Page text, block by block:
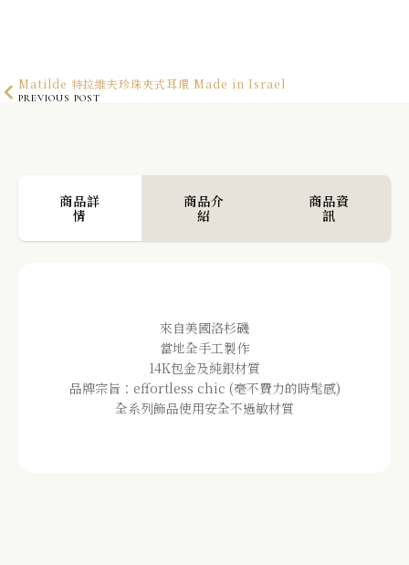
Matilde 特拉維夫珍珠夾式耳環 Made in Israel
PREVIOUS POST
商品詳
情
商品介
紹
商品資
訊
來自美國洛杉磯
當地全手工製作
14K包金及純銀材質
品牌宗旨：effortless chic (毫不費力的時髦感)
全系列飾品使用安全不過敏材質